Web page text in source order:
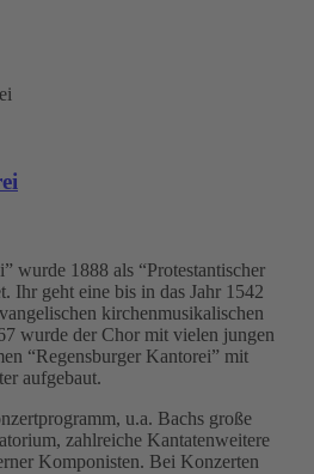
wurde 1888 als “Protestantischer
Ihr geht eine bis in das Jahr 1542
kirchenmusikalischen
wurde der Chor mit vielen jungen
“Regensburger Kantorei” mit
aufgebaut.
u.a. Bachs große
zahlreiche Kantatenweitere
Komponisten. Bei Konzerten